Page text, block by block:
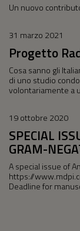
Un nuovo
31 marzo 2021
Progetto
Cosa sanno gli
di uno studio
volontariamente a
19 ottobre 2020
SPECIAL
GRAM-
A special issue of
https://
Deadline for